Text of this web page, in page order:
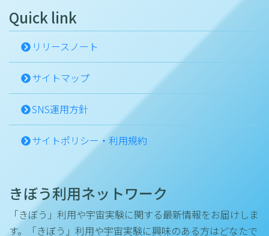
Quick link
リリースノート
サイトマップ
SNS運用方針
サイトポリシー・利用規約
きぼう利用ネットワーク
「きぼう」利用や宇宙実験に関する最新情報をお届けしま
す。「きぼう」利用や宇宙実験に興味のある方はどなたで